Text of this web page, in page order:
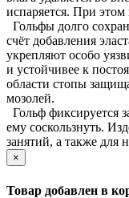
испаряется. При этом
Гольфы долго
счёт добавления
укрепляют особо
и устойчивее к
области стопы
мозолей.
Гольф фиксируется
ему соскользнуть.
занятий, а также для
×
Товар добавлен в